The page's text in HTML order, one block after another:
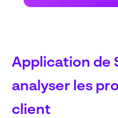
Application de
analyser les
client